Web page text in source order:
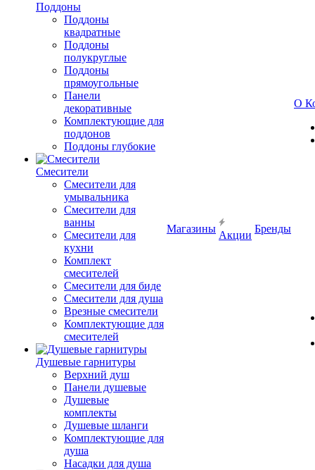
Поддоны
Поддоны
квадратные
Поддоны
полукруглые
Поддоны
прямоугольные
Панели
декоративные
Комплектующие для
поддонов
Поддоны глубокие
Смесители
Смесители для
умывальника
Смесители для
ванны
Смесители для
кухни
Комплект
смесителей
Смесители для биде
Смесители для душа
Врезные смесители
Комплектующие для
смесителей
Душевые гарнитуры
Верхний душ
Панели душевые
Душевые
комплекты
Душевые шланги
Комплектующие для
душа
Насадки для душа
Магазины
Акции
Бренды
О